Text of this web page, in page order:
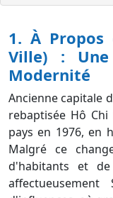
1. À Propos
Ville) :
Modernité
Ancienne capitale
rebaptisée Hô
pays en 1976, en
Malgré ce
d'habitants et